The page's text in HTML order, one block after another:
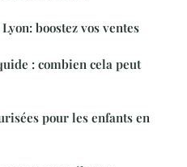
boostez vos ventes
: combien cela peut
pour les enfants en